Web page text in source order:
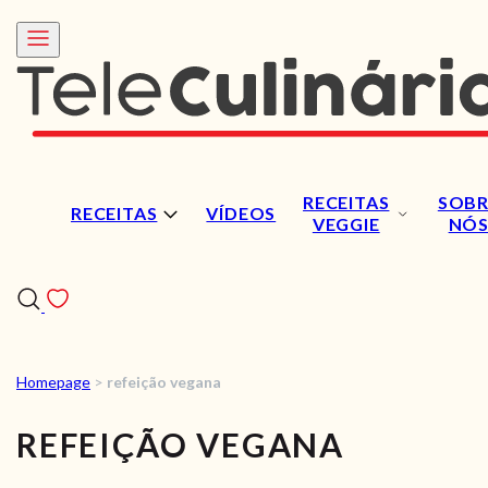
RECEITAS VÍDEOS
RECEITAS
VEGGIE
NÓS
VÍDEOS
Homepage > refeição vegana
REFEIÇÃO VEGANA